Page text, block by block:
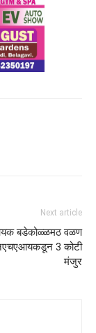
Next article
बडेकोळ्ळमठ वळण
3 कोटी
मंजुर